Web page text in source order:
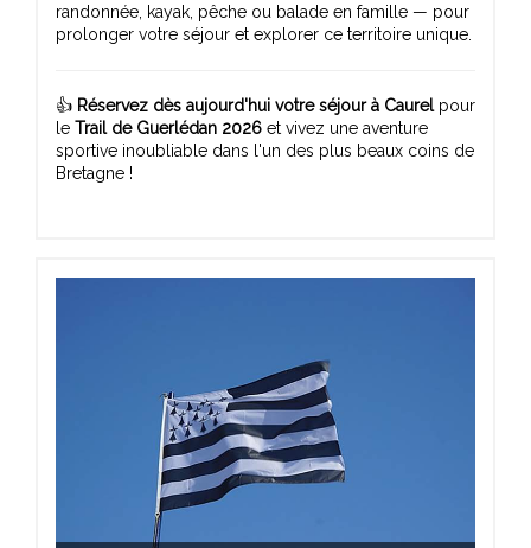
randonnée, kayak, pêche ou balade en famille — pour
prolonger votre séjour et explorer ce territoire unique.
👍 Réservez dès aujourd'hui votre séjour à Caurelpour
le Trail de Guerlédan 2026 et vivez une aventure
sportive inoubliable dans l'un des plus beaux coins de
Bretagne !